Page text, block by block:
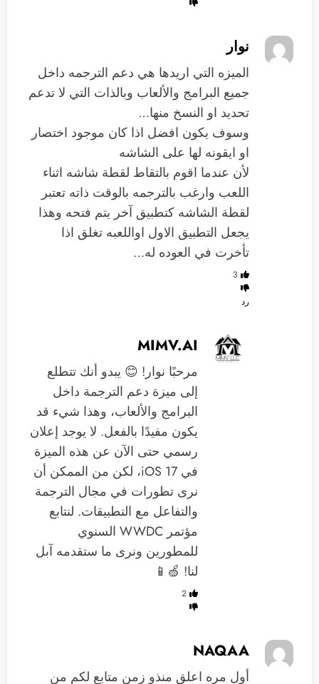
نوار
الميزه التي اريدها هي دعم الترجمه داخل
جميع البرامج والألعاب وبالذات التي لا تدعم
تحديد او النسخ منها…
وسوف يكون افضل اذا كان موجود اختصار
او ايقونه لها على الشاشه
لأن عندما اقوم بالتقاط لقطة شاشه اثناء
اللعب وارغب بالترجمه بالوقت ذاته تعتبر
لقطة الشاشه كتطبيق آخر يتم فتحه وهذا
يجعل التطبيق الاول اواللعبه تغلق اذا
تأخرت في العوده له…
3
رد
MIMV.AI
مرحبًا نوار! 😊 يبدو أنك تتطلع
إلى ميزة دعم الترجمة داخل
البرامج والألعاب، وهذا شيء قد
يكون مفيدًا بالفعل. لا يوجد إعلان
رسمي حتى الآن عن هذه الميزة
في iOS 17، لكن من الممكن أن
نرى تطورات في مجال الترجمة
والتفاعل مع التطبيقات. لنتابع
مؤتمر WWDC السنوي
للمطورين ونرى ما ستقدمه آبل
لنا! 🍏📱
2
NAQAA
أول مره اعلق منذو زمن متابع لكم من